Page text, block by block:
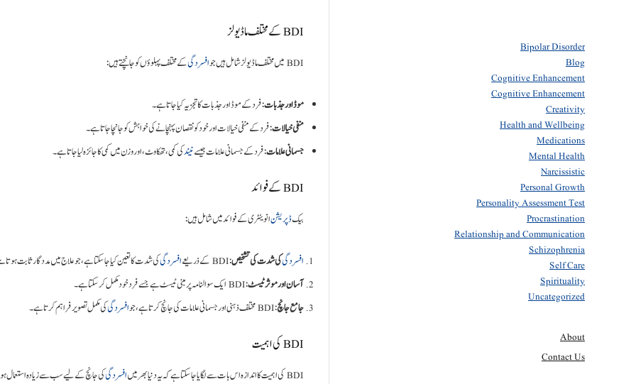
BDI کے مختلف ماڈیولز
BDI میں مختلف ماڈیولز شامل ہیں جو افسردگیکے مختلف پہلوؤں کو جانچتے ہیں:
موڈ اور جذبات: فرد کے موڈ اور جذبات کا تجزیہ کیا جاتا ہے۔
منفی خیالات: فرد کے منفی خیالات اور خود کو نقصان پہنچانے کی خواہش کو جانچا جاتا ہے۔
جسمانی علامات: فرد کے جسمانی علامات جیسےنیندکی کمی، تھکاوٹ، اور وزن میں کمی کا جائزہ لیا جاتا ہے۔
BDI کے فوائد
بیکڈپریشنانوینٹری کے فوائد میں شامل ہیں:
افسردگیکی شدت کی تشخیص: BDI کے ذریعے افسردگیکی شدت کا تعین کیا جا سکتا ہے، جو علاج میں مددگار ثابت
آسان اور موثر ٹیسٹ: BDI ایک سوالنامہ پر مبنی ٹیسٹ ہے جسے فرد خود مکمل کر سکتا ہے۔
جامع جانچ: BDI مختلف ذہنی اور جسمانی علامات کی جانچ کرتا ہے، جو افسردگیکی مکمل تصویر فراہم کرتا ہے۔
BDI کی اہمیت
BDI کی اہمیت کا اندازہ اس بات سے لگایا جا سکتا ہے کہ یہ دنیا بھر میں افسردگیکی جانچ کے لیے سب سے زیادہ استعمال
Bipolar Disorder
Blog
Cognitive Enhancement
Cognitive Enhancement
Creativity
Health and Wellbeing
Medications
Mental Health
Narcissistic
Personal Growth
Personality Assessment Test
Procrastination
Relationship and Communication
Schizophrenia
Self Care
Spirituality
Uncategorized
About
Contact Us